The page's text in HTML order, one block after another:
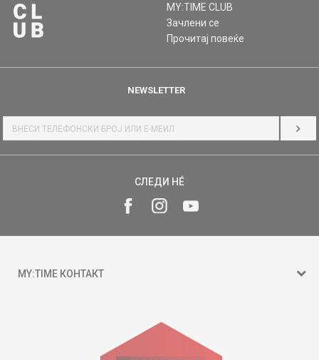
MY:TIME CLUB
Зачлени се
Прочитај повеќе
NEWSLETTER
СЛЕДИ НÉ
MY:TIME КОНТАКТ
ул. Гоце Николовски бр.74 Скопје